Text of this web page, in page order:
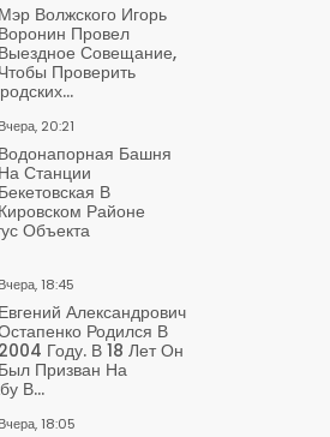
Мэр Волжского Игорь
Воронин Провел
Выездное Совещание,
Чтобы Проверить
Вчера, 20:21
Водонапорная Башня
На Станции
Бекетовская В
Кировском Районе
Объекта
Вчера, 18:45
Евгений Александрович
Родился В
2004 Году. В 18 Лет Он
Был Призван На
В...
Вчера, 18:05